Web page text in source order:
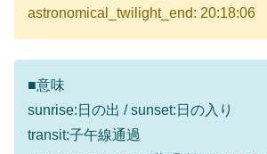
astronomical_twilight_end: 20:18:06
■意味
sunrise:日の出 / sunset:日の入り
transit:子午線通過